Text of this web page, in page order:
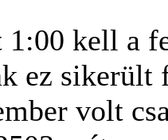
kell a
ez sikerült
volt